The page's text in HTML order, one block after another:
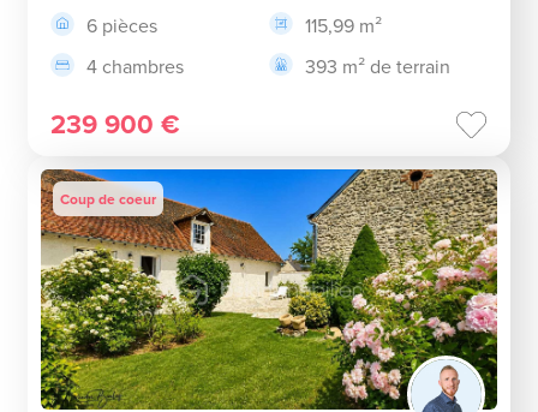
6 pièces
115,99 m²
4 chambres
393 m² de terrain
239 900 €
Coup de coeur